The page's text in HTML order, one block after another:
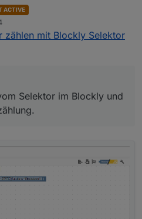
ACTIVE
zählen mit Blockly Selektor
Selektor im Blockly und